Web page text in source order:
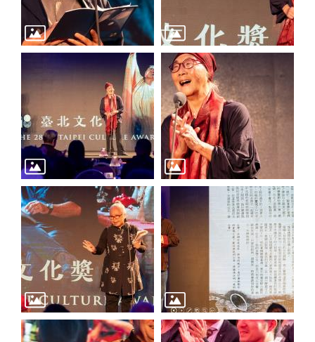
導
陳
系
統
雙
語
彙
台
北
通
English
易
讀
專
區